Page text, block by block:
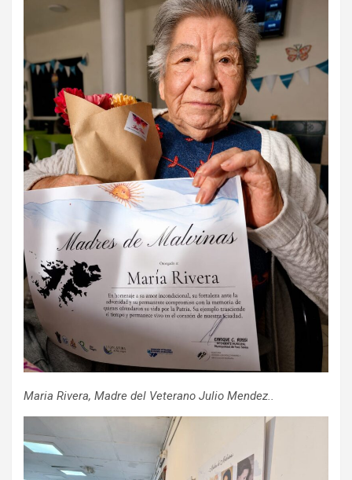
Maria Rivera, Madre del Veterano Julio Mendez..